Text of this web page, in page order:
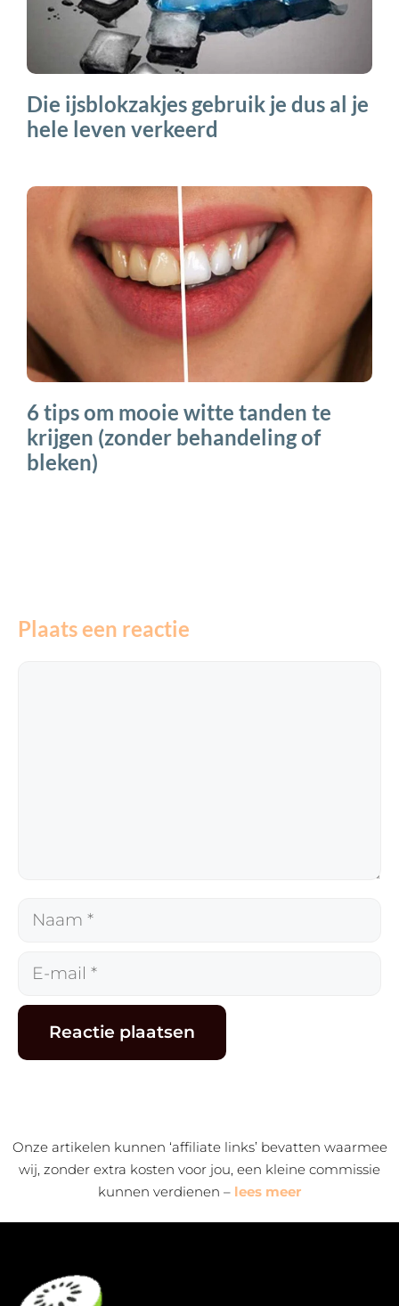
Die ijsblokzakjes gebruik je dus al je
hele leven verkeerd
6 tips om mooie witte tanden te
krijgen (zonder behandeling of
bleken)
Plaats een reactie
Naam
E-
Onze artikelen kunnen ‘affiliate links’ bevatten waarmee
wij, zonder extra kosten voor jou, een kleine commissie
kunnen verdienen – lees meer